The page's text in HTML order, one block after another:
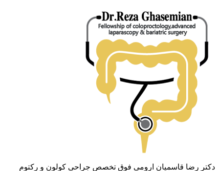
دکتر رضا قاسمیان ارومی فوق تخصص جراحی کولون و رکتوم